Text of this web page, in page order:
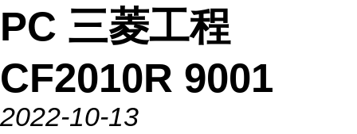
PC 三菱工程
CF2010R 9001
2022-10-13